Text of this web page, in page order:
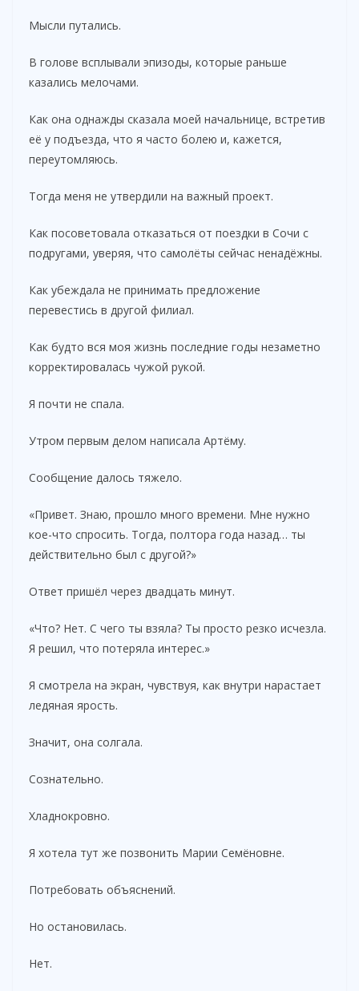
Мысли путались.
В голове всплывали эпизоды, которые раньше
казались мелочами.
Как она однажды сказала моей начальнице, встретив
её у подъезда, что я часто болею и, кажется,
переутомляюсь.
Тогда меня не утвердили на важный проект.
Как посоветовала отказаться от поездки в Сочи с
подругами, уверяя, что самолёты сейчас ненадёжны.
Как убеждала не принимать предложение
перевестись в другой филиал.
Как будто вся моя жизнь последние годы незаметно
корректировалась чужой рукой.
Я почти не спала.
Утром первым делом написала Артёму.
Сообщение далось тяжело.
«Привет. Знаю, прошло много времени. Мне нужно
кое-что спросить. Тогда, полтора года назад… ты
действительно был с другой?»
Ответ пришёл через двадцать минут.
«Что? Нет. С чего ты взяла? Ты просто резко исчезла.
Я решил, что потеряла интерес.»
Я смотрела на экран, чувствуя, как внутри нарастает
ледяная ярость.
Значит, она солгала.
Сознательно.
Хладнокровно.
Я хотела тут же позвонить Марии Семёновне.
Потребовать объяснений.
Но остановилась.
Нет.